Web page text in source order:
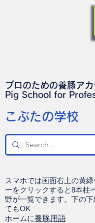
プロのための養豚ア
​Pig School for
​こぶたの学校
スマホでは画面右上の黄
ーをクリックすると8本柱
野が一覧できます。下の
てもOK
ホームに養豚用語